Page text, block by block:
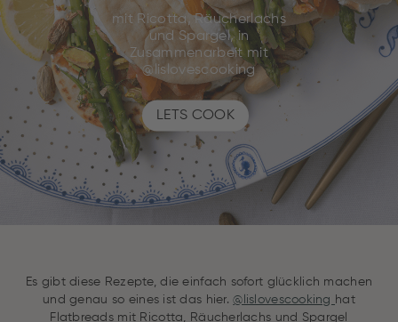
mit Ricotta, Räucherlachs
und Spargel, in
Zusammenarbeit mit
@lislovescooking
LETS COOK
Es gibt diese Rezepte, die einfach sofort glücklich machen
und genau so eines ist das hier.@lislovescooking hat
Flatbreads mit Ricotta, Räucherlachs und Spargel